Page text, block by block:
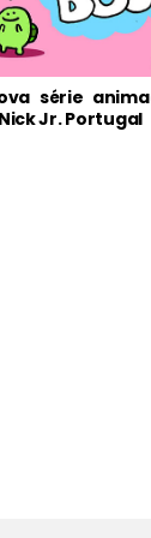
série
Jr. Portugal